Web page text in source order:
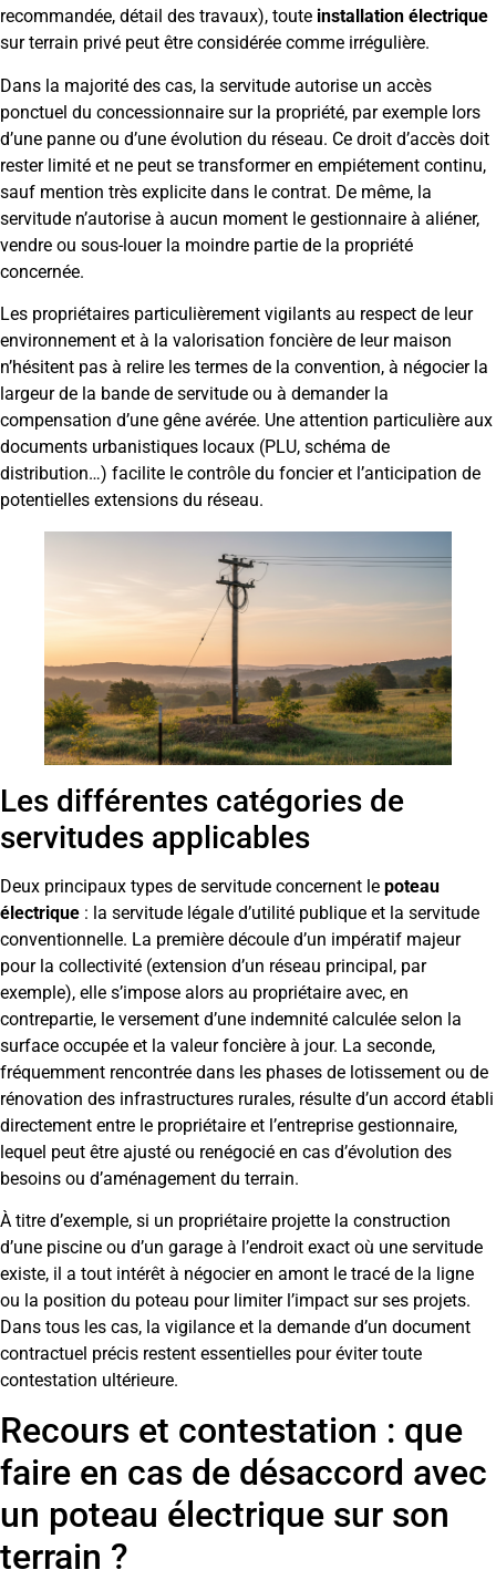
recommandée, détail des travaux), toute installation électrique
sur terrain privé peut être considérée comme irrégulière.
Dans la majorité des cas, la servitude autorise un accès
ponctuel du concessionnaire sur la propriété, par exemple lors
d’une panne ou d’une évolution du réseau. Ce droit d’accès doit
rester limité et ne peut se transformer en empiétement continu,
sauf mention très explicite dans le contrat. De même, la
servitude n’autorise à aucun moment le gestionnaire à aliéner,
vendre ou sous-louer la moindre partie de la propriété
concernée.
Les propriétaires particulièrement vigilants au respect de leur
environnement et à la valorisation foncière de leur maison
n’hésitent pas à relire les termes de la convention, à négocier la
largeur de la bande de servitude ou à demander la
compensation d’une gêne avérée. Une attention particulière aux
documents urbanistiques locaux (PLU, schéma de
distribution…) facilite le contrôle du foncier et l’anticipation de
potentielles extensions du réseau.
Les différentes catégories de
servitudes applicables
Deux principaux types de servitude concernent le poteau
électrique : la servitude légale d’utilité publique et la servitude
conventionnelle. La première découle d’un impératif majeur
pour la collectivité (extension d’un réseau principal, par
exemple), elle s’impose alors au propriétaire avec, en
contrepartie, le versement d’une indemnité calculée selon la
surface occupée et la valeur foncière à jour. La seconde,
fréquemment rencontrée dans les phases de lotissement ou de
rénovation des infrastructures rurales, résulte d’un accord établi
directement entre le propriétaire et l’entreprise gestionnaire,
lequel peut être ajusté ou renégocié en cas d’évolution des
besoins ou d’aménagement du terrain.
À titre d’exemple, si un propriétaire projette la construction
d’une piscine ou d’un garage à l’endroit exact où une servitude
existe, il a tout intérêt à négocier en amont le tracé de la ligne
ou la position du poteau pour limiter l’impact sur ses projets.
Dans tous les cas, la vigilance et la demande d’un document
contractuel précis restent essentielles pour éviter toute
contestation ultérieure.
Recours et contestation : que
faire en cas de désaccord avec
un poteau électrique sur son
terrain ?